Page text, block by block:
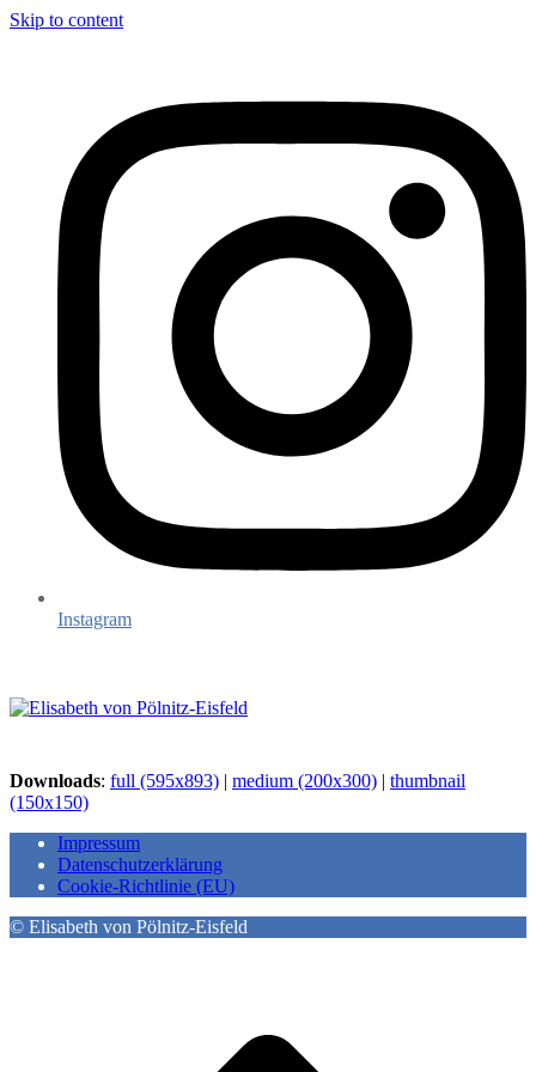
Skip to content
Instagram
Downloads: full (595x893) | medium (200x300) | thumbnail
(150x150)
Impressum
Datenschutzerklärung
Cookie-Richtlinie (EU)
© Elisabeth von Pölnitz-Eisfeld